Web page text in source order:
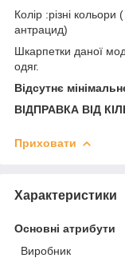
Колір :різні
антрацид)
Шкарпетки даної
одяг.
Відсутнє
ВІДПРАВКА ВІД
Приховати
Характеристики
Основні атрибути
Виробник